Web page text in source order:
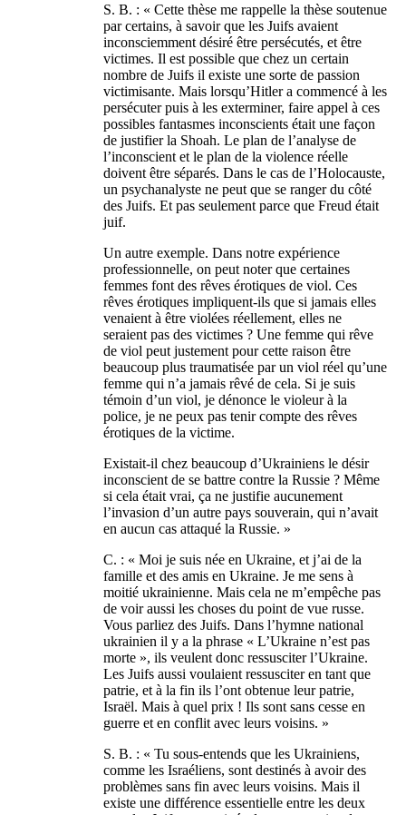
S. B. : « Cette thèse me rappelle la thèse soutenue
par certains, à savoir que les Juifs avaient
inconsciemment désiré être persécutés, et être
victimes. Il est possible que chez un certain
nombre de Juifs il existe une sorte de passion
victimisante. Mais lorsqu’Hitler a commencé à les
persécuter puis à les exterminer, faire appel à ces
possibles fantasmes inconscients était une façon
de justifier la Shoah. Le plan de l’analyse de
l’inconscient et le plan de la violence réelle
doivent être séparés. Dans le cas de l’Holocauste,
un psychanalyste ne peut que se ranger du côté
des Juifs. Et pas seulement parce que Freud était
juif.
Un autre exemple. Dans notre expérience
professionnelle, on peut noter que certaines
femmes font des rêves érotiques de viol. Ces
rêves érotiques impliquent-ils que si jamais elles
venaient à être violées réellement, elles ne
seraient pas des victimes ? Une femme qui rêve
de viol peut justement pour cette raison être
beaucoup plus traumatisée par un viol réel qu’une
femme qui n’a jamais rêvé de cela. Si je suis
témoin d’un viol, je dénonce le violeur à la
police, je ne peux pas tenir compte des rêves
érotiques de la victime.
Existait-il chez beaucoup d’Ukrainiens le désir
inconscient de se battre contre la Russie ? Même
si cela était vrai, ça ne justifie aucunement
l’invasion d’un autre pays souverain, qui n’avait
en aucun cas attaqué la Russie. »
C. : « Moi je suis née en Ukraine, et j’ai de la
famille et des amis en Ukraine. Je me sens à
moitié ukrainienne. Mais cela ne m’empêche pas
de voir aussi les choses du point de vue russe.
Vous parliez des Juifs. Dans l’hymne national
ukrainien il y a la phrase « L’Ukraine n’est pas
morte », ils veulent donc ressusciter l’Ukraine.
Les Juifs aussi voulaient ressusciter en tant que
patrie, et à la fin ils l’ont obtenue leur patrie,
Israël. Mais à quel prix ! Ils sont sans cesse en
guerre et en conflit avec leurs voisins. »
S. B. : « Tu sous-entends que les Ukrainiens,
comme les Israéliens, sont destinés à avoir des
problèmes sans fin avec leurs voisins. Mais il
existe une différence essentielle entre les deux